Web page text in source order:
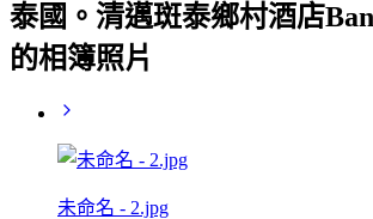
泰國。清邁斑泰鄉村酒店
的相簿照片
未命名 - 2.jpg